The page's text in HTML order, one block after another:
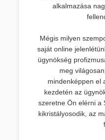
alkalmazása
Mégis milyen
saját online
ügynökség
meg
mindenképpen el
kezdetén az
szeretne Ön elérni a
kikristályosodik, az